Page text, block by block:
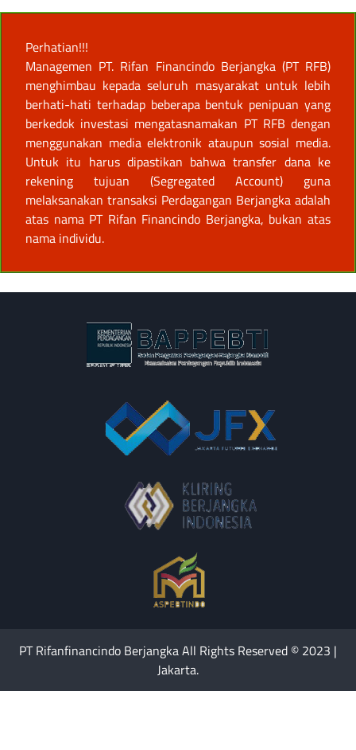
Perhatian!!!
Managemen PT. Rifan Financindo Berjangka (PT RFB)
menghimbau kepada seluruh masyarakat untuk lebih
berhati-hati terhadap beberapa bentuk penipuan yang
berkedok investasi mengatasnamakan PT RFB dengan
menggunakan media elektronik ataupun sosial media.
Untuk itu harus dipastikan bahwa transfer dana ke
rekening tujuan (Segregated Account) guna
melaksanakan transaksi Perdagangan Berjangka adalah
atas nama PT Rifan Financindo Berjangka, bukan atas
nama individu.
PT Rifanfinancindo Berjangka All Rights Reserved © 2023 |
Jakarta.